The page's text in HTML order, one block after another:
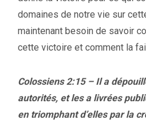
domaines de notre vie sur
maintenant besoin de savoir
cette victoire et comment la
Colossiens 2:15 – Il a
autorités, et les a livrées
en triomphant d’elles par la